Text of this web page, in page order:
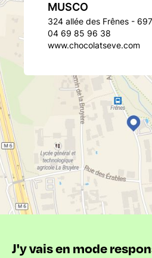
MUSCO
324 allée des Frênes -
04 69 85 96 38
www.chocolatseve.com
J'y vais en mode